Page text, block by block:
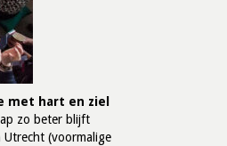
met hart en ziel
zo beter blijft
Utrecht (voormalige